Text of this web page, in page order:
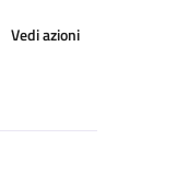
Vedi azioni